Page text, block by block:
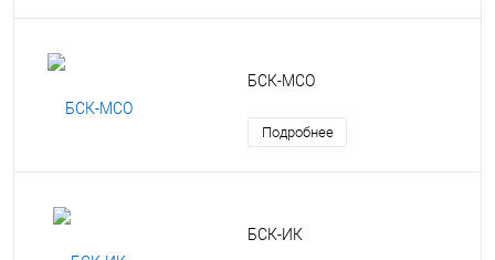
БСК-МСО
Подробнее
БСК-ИК